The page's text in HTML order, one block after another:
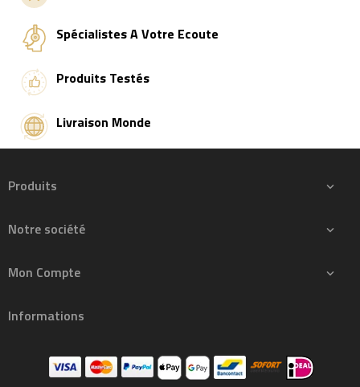
Spécialistes A Votre Ecoute
Produits Testés
Livraison Monde
Produits 
Notre société 
Mon Compte 
Informations